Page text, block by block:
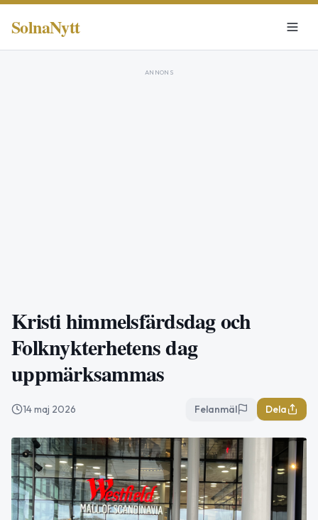
SolnaNytt
ANNONS
Kristi himmelsfärdsdag och
Folknykterhetens dag
uppmärksammas
14 maj 2026 Felanmäl Dela